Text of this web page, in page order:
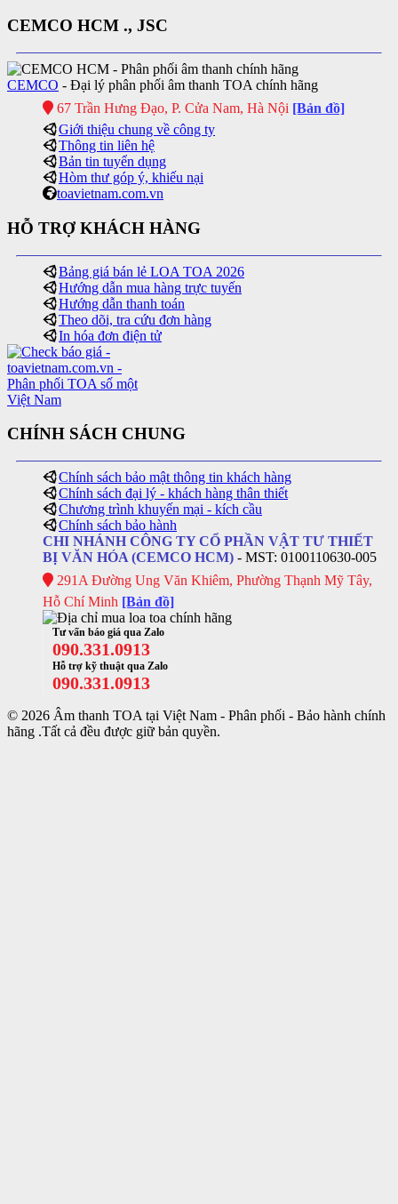
CEMCO HCM ., JSC
CEMCO - Đại lý phân phối âm thanh TOA chính hãng
67 Trần Hưng Đạo, P. Cửa Nam, Hà Nội [Bản đồ]
Giới thiệu chung về công ty
Thông tin liên hệ
Bản tin tuyển dụng
Hòm thư góp ý, khiếu nại
toavietnam.com.vn
HỖ TRỢ KHÁCH HÀNG
Bảng giá bán lẻ LOA TOA 2026
Hướng dẫn mua hàng trực tuyến
Hướng dẫn thanh toán
Theo dõi, tra cứu đơn hàng
In hóa đơn điện tử
CHÍNH SÁCH CHUNG
Chính sách bảo mật thông tin khách hàng
Chính sách đại lý - khách hàng thân thiết
Chương trình khuyến mại - kích cầu
Chính sách bảo hành
CHI NHÁNH CÔNG TY CỔ PHẦN VẬT TƯ THIẾT
BỊ VĂN HÓA (CEMCO HCM) - MST: 0100110630-005
291A Đường Ung Văn Khiêm, Phường Thạnh Mỹ Tây,
Hỗ Chí Minh [Bản đồ]
Tư vấn báo giá qua Zalo
090.331.0913
Hỗ trợ kỹ thuật qua Zalo
090.331.0913
© 2026 Âm thanh TOA tại Việt Nam - Phân phối - Bảo hành chính
hãng .Tất cả đều được giữ bản quyền.